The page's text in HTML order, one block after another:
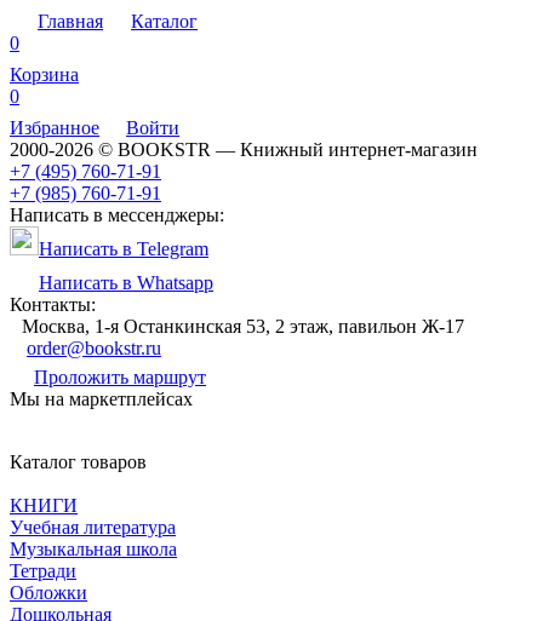
Главная
Каталог
0
Корзина
0
Избранное
Войти
2000-2026 © BOOKSTR — Книжный интернет-магазин
+7 (495) 760-71-91
+7 (985) 760-71-91
Написать в мессенджеры:
Написать в Telegram
Написать в Whatsapp
Контакты:
Москва, 1-я Останкинская 53, 2 этаж, павильон Ж-17
order@bookstr.ru
Проложить маршрут
Мы на маркетплейсах
Каталог товаров
КНИГИ
Учебная литература
Музыкальная школа
Тетради
Обложки
Дошкольная